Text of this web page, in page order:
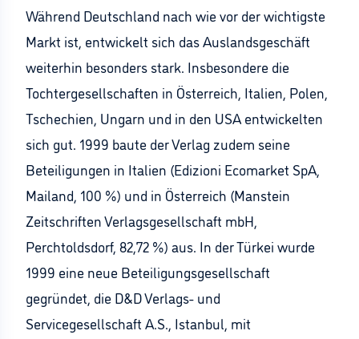
Während Deutschland nach wie vor der wichtigste
Markt ist, entwickelt sich das Auslandsgeschäft
weiterhin besonders stark. Insbesondere die
Tochtergesellschaften in Österreich, Italien, Polen,
Tschechien, Ungarn und in den USA entwickelten
sich gut. 1999 baute der Verlag zudem seine
Beteiligungen in Italien (Edizioni Ecomarket SpA,
Mailand, 100 %) und in Österreich (Manstein
Zeitschriften Verlagsgesellschaft mbH,
Perchtoldsdorf, 82,72 %) aus. In der Türkei wurde
1999 eine neue Beteiligungsgesellschaft
gegründet, die D&D Verlags- und
Servicegesellschaft A.S., Istanbul, mit